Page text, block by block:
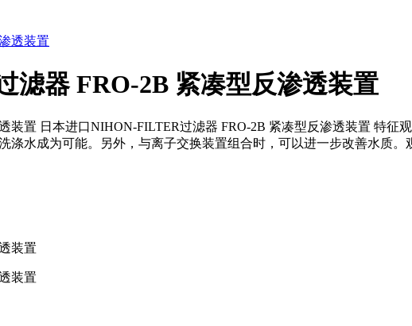
滤器 FRO-2B 紧凑型反渗透装置
装置 日本进口NIHON-FILTER过滤器 FRO-2B 紧凑型反渗透装置 特
涤水成为可能。另外，与离子交换装置组合时，可以进一步改善水质
装置
装置